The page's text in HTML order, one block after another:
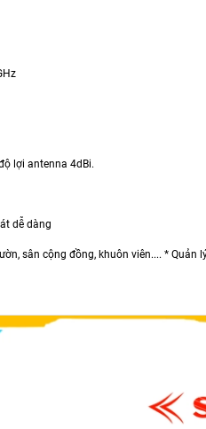
lợi antenna 4dBi.
dễ dàng
sân cộng đồng, khuôn viên.... *